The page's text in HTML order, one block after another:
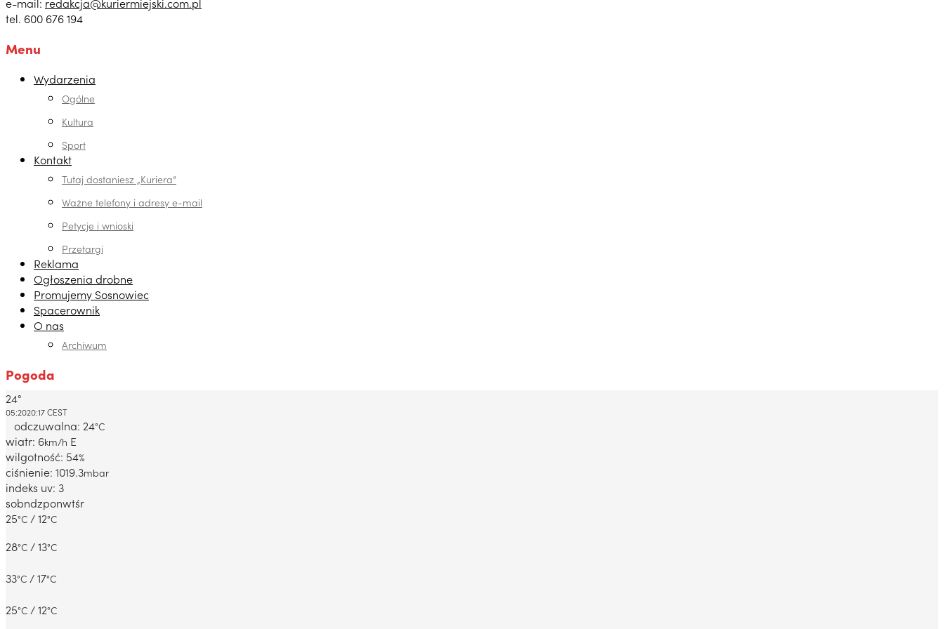
tel. 600 676 194
Menu
Wydarzenia
Ogólne
Kultura
Sport
Kontakt
Tutaj dostaniesz „Kuriera”
Ważne telefony i adresy e-mail
Petycje i wnioski
Przetargi
Reklama
Ogłoszenia drobne
Promujemy Sosnowiec
Spacerownik
O nas
Archiwum
Pogoda
Dabrowa Gornicza, PL
24°
05:2020:17 CEST
odczuwalna: 24°C
wiatr: 6km/h E
wilgotność: 54%
ciśnienie: 1019.3mbar
indeks uv: 3
sobndzponwtśr
25°C / 12°C
28°C / 13°C
33°C / 17°C
25°C / 12°C